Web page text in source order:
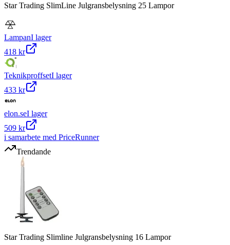
Star Trading SlimLine Julgransbelysning 25 Lampor
LampanI lager
418 kr
TeknikproffsetI lager
433 kr
elon.seI lager
509 kr
i samarbete med PriceRunner
Trendande
Star Trading Slimline Julgransbelysning 16 Lampor